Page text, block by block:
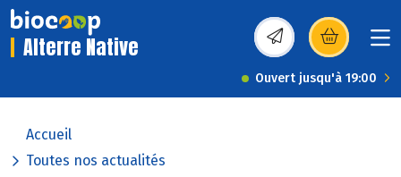
Alterre Native (s’ouvre dans une
Ouvert jusqu'à 19:00
Accueil
Toutes nos actualités